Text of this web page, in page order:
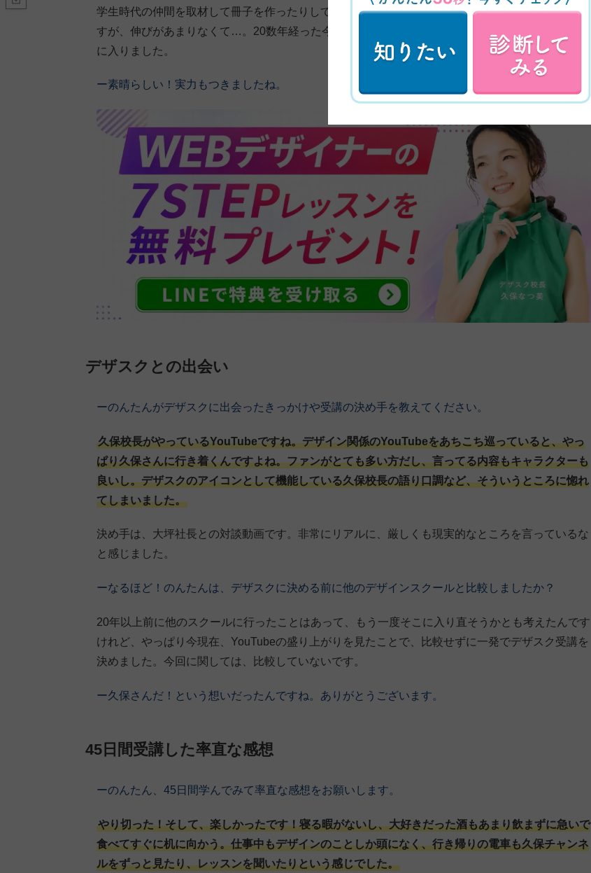
学生時代の仲間を取材して冊子を作ったりしていたんですね。マイワールド全開でやっていたんで
すが、伸びがあまりなくて…。20数年経った今、ようやく本格的な勉強をしたいと思ってデザスク
に入りました。
ー素晴らしい！実力もつきましたね。
デザスクとの出会い
ーのんたんがデザスクに出会ったきっかけや受講の決め手を教えてください。
久保校長がやっているYouTubeですね。デザイン関係のYouTubeをあちこち巡っていると、やっ
ぱり久保さんに行き着くんですよね。ファンがとても多い方だし、言ってる内容もキャラクターも
良いし。デザスクのアイコンとして機能している久保校長の語り口調など、そういうところに惚れ
てしまいました。
決め手は、大坪社長との対談動画です。非常にリアルに、厳しくも現実的なところを言っているな
と感じました。
ーなるほど！のんたんは、デザスクに決める前に他のデザインスクールと比較しましたか？
20年以上前に他のスクールに行ったことはあって、もう一度そこに入り直そうかとも考えたんです
けれど、やっぱり今現在、YouTubeの盛り上がりを見たことで、比較せずに一発でデザスク受講を
決めました。今回に関しては、比較していないです。
ー久保さんだ！という想いだったんですね。ありがとうございます。
45日間受講した率直な感想
ーのんたん、45日間学んでみて率直な感想をお願いします。
やり切った！そして、楽しかったです！寝る暇がないし、大好きだった酒もあまり飲まずに急いで
食べてすぐに机に向かう。仕事中もデザインのことしか頭になく、行き帰りの電車も久保チャンネ
ルをずっと見たり、レッスンを聞いたりという感じでした。